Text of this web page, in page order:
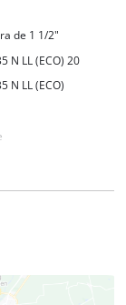
de 1 1/2"
N LL (ECO) 20
N LL (ECO)